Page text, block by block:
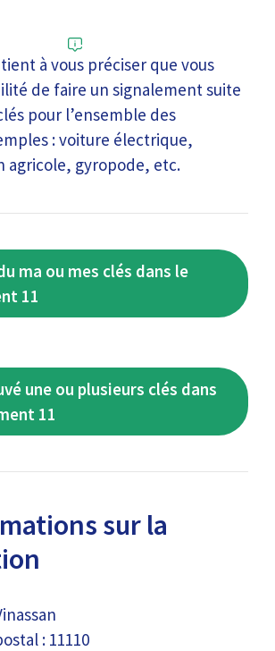
à vous préciser que vous
de faire un signalement suite
pour l’ensemble des
: voiture électrique,
agricole, gyropode, etc.
ma ou mes clés dans le
11
une ou plusieurs clés dans
11
sur la
: 11110